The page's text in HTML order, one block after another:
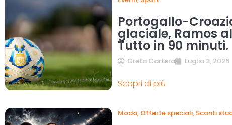
Portogallo-
glaciale, Ramos
Tutto in 90 minuti.
Greta Cartera Luglio 3, 2026
Scopri di più
Moda, Offerte speciali, Sconti